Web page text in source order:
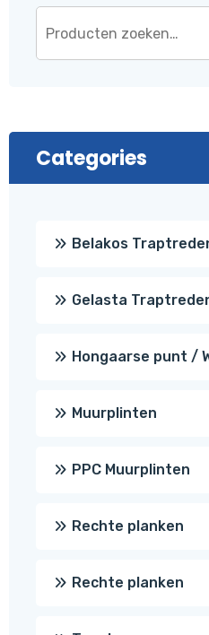
Categories
Belakos
Gelasta
Hongaarse punt /
Muurplinten
PPC Muurplinten
Rechte planken
Rechte planken